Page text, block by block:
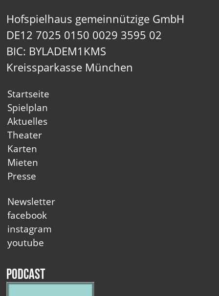
Hofspielhaus gemeinnützige GmbH
DE12 7025 0150 0029 3595 02
BIC: BYLADEM1KMS
Kreissparkasse München
Startseite
Spielplan
Aktuelles
Theater
Karten
Mieten
Presse
Newsletter
facebook
instagram
youtube
Podcast